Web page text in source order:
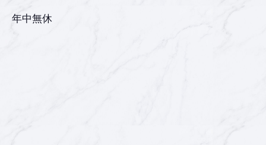
年中無休